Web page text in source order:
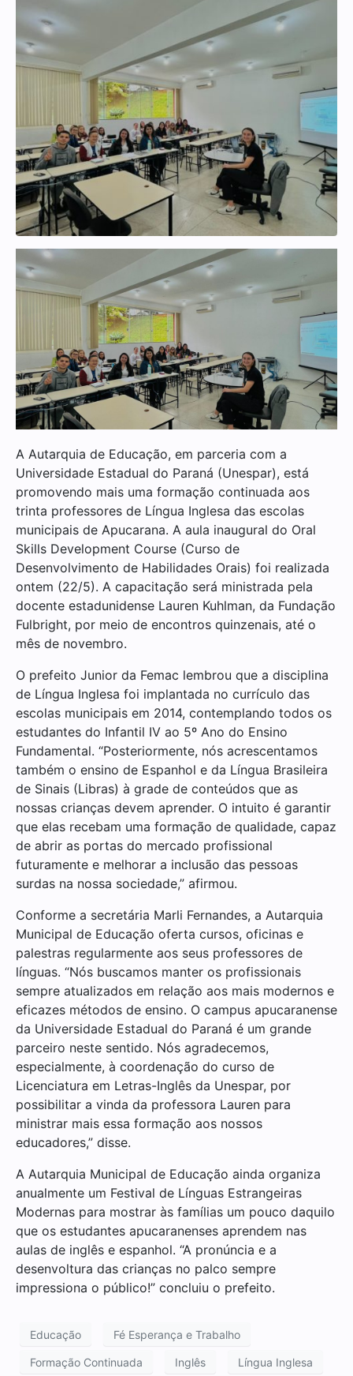
A Autarquia de Educação, em parceria com a
Universidade Estadual do Paraná (Unespar), está
promovendo mais uma formação continuada aos
trinta professores de Língua Inglesa das escolas
municipais de Apucarana. A aula inaugural do Oral
Skills Development Course (Curso de
Desenvolvimento de Habilidades Orais) foi realizada
ontem (22/5). A capacitação será ministrada pela
docente estadunidense Lauren Kuhlman, da Fundação
Fulbright, por meio de encontros quinzenais, até o
mês de novembro.
O prefeito Junior da Femac lembrou que a disciplina
de Língua Inglesa foi implantada no currículo das
escolas municipais em 2014, contemplando todos os
estudantes do Infantil IV ao 5º Ano do Ensino
Fundamental. “Posteriormente, nós acrescentamos
também o ensino de Espanhol e da Língua Brasileira
de Sinais (Libras) à grade de conteúdos que as
nossas crianças devem aprender. O intuito é garantir
que elas recebam uma formação de qualidade, capaz
de abrir as portas do mercado profissional
futuramente e melhorar a inclusão das pessoas
surdas na nossa sociedade,” afirmou.
Conforme a secretária Marli Fernandes, a Autarquia
Municipal de Educação oferta cursos, oficinas e
palestras regularmente aos seus professores de
línguas. “Nós buscamos manter os profissionais
sempre atualizados em relação aos mais modernos e
eficazes métodos de ensino. O campus apucaranense
da Universidade Estadual do Paraná é um grande
parceiro neste sentido. Nós agradecemos,
especialmente, à coordenação do curso de
Licenciatura em Letras-Inglês da Unespar, por
possibilitar a vinda da professora Lauren para
ministrar mais essa formação aos nossos
educadores,” disse.
A Autarquia Municipal de Educação ainda organiza
anualmente um Festival de Línguas Estrangeiras
Modernas para mostrar às famílias um pouco daquilo
que os estudantes apucaranenses aprendem nas
aulas de inglês e espanhol. “A pronúncia e a
desenvoltura das crianças no palco sempre
impressiona o público!” concluiu o prefeito.
Educação Fé Esperança e Trabalho
Formação Continuada Inglês Língua Inglesa